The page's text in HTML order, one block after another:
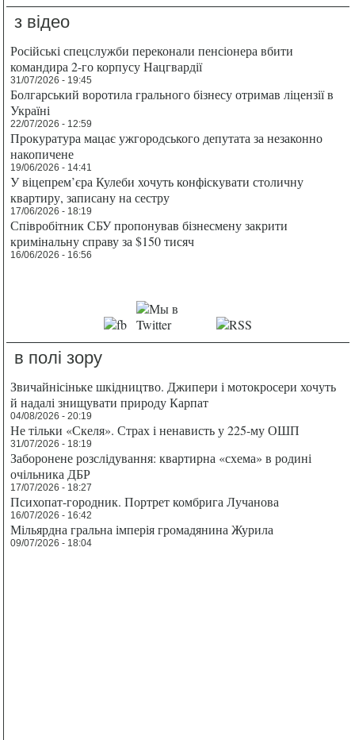
з відео
Російські спецслужби переконали пенсіонера вбити
командира 2-го корпусу Нацгвардії
31/07/2026 - 19:45
Болгарський воротила грального бізнесу отримав ліцензії в
Україні
22/07/2026 - 12:59
Прокуратура мацає ужгородського депутата за незаконно
накопичене
19/06/2026 - 14:41
У віцепрем’єра Кулеби хочуть конфіскувати столичну
квартиру, записану на сестру
17/06/2026 - 18:19
Співробітник СБУ пропонував бізнесмену закрити
кримінальну справу за $150 тисяч
16/06/2026 - 16:56
в полі зору
Звичайнісіньке шкідництво. Джипери і мотокросери хочуть
й надалі знищувати природу Карпат
04/08/2026 - 20:19
Не тільки «Скеля». Страх і ненависть у 225-му ОШП
31/07/2026 - 18:19
Заборонене розслідування: квартирна «схема» в родині
очільника ДБР
17/07/2026 - 18:27
Психопат-городник. Портрет комбрига Лучанова
16/07/2026 - 16:42
Мільярдна гральна імперія громадянина Журила
09/07/2026 - 18:04